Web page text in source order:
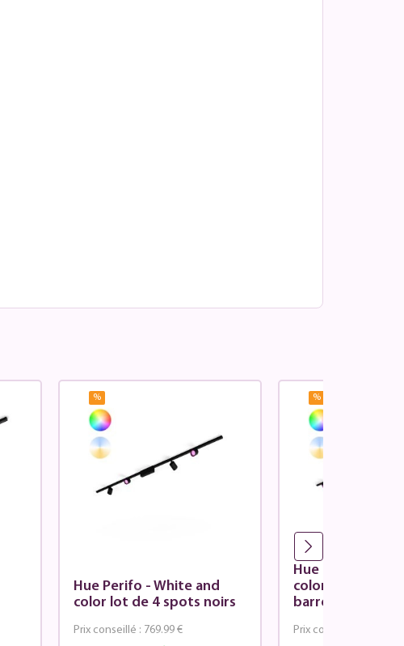
%
Hue Perifo - White and
color lot de 4 spots noirs
Prix conseillé : 769.99 €
%
Hue Perifo -
color lot de 3
barre noir
Prix conseillé :